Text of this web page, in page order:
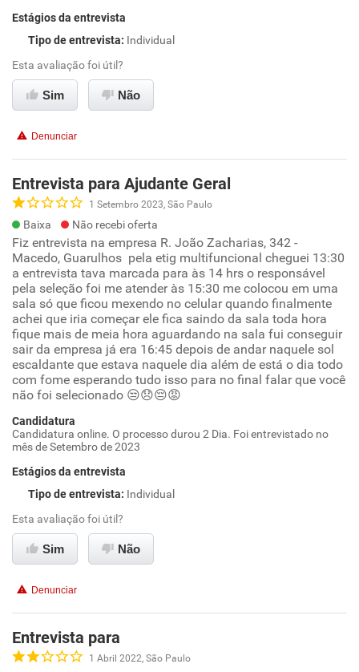
Estágios da entrevista
Tipo de entrevista: Individual
Esta avaliação foi útil?
Sim Não
Denunciar
Entrevista para Ajudante Geral
1 Setembro 2023, São Paulo
Baixa Não recebi oferta
Fiz entrevista na empresa R. João Zacharias, 342 -
Macedo, Guarulhos pela etig multifuncional cheguei 13:30
a entrevista tava marcada para às 14 hrs o responsável
pela seleção foi me atender às 15:30 me colocou em uma
sala só que ficou mexendo no celular quando finalmente
achei que iria começar ele fica saindo da sala toda hora
fique mais de meia hora aguardando na sala fui conseguir
sair da empresa já era 16:45 depois de andar naquele sol
escaldante que estava naquele dia além de está o dia todo
com fome esperando tudo isso para no final falar que você
não foi selecionado 😒😞😔😡
Candidatura
Candidatura online. O processo durou 2 Dia. Foi entrevistado no
mês de Setembro de 2023
Estágios da entrevista
Tipo de entrevista: Individual
Esta avaliação foi útil?
Sim Não
Denunciar
Entrevista para
1 Abril 2022, São Paulo